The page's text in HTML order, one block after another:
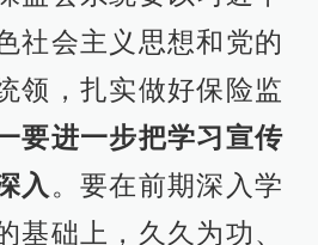
社会主义思想和党的
领，扎实做好保险监
要进一步把学习宣传
入 。要在前期深入学
基础上，久久为功、